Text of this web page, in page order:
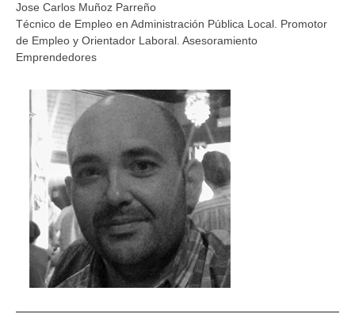
Jose Carlos Muñoz Parreño
Técnico de Empleo en Administración Pública Local. Promotor
de Empleo y Orientador Laboral. Asesoramiento
Emprendedores